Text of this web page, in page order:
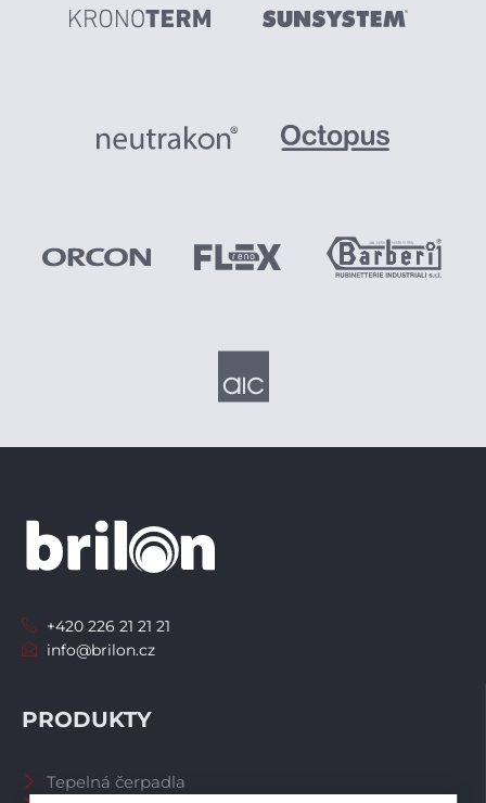
PRODUKTY
Tepelná čerpadla
+420 226 21 21 21
info@brilon.cz